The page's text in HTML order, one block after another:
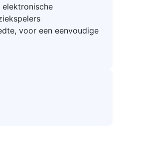
elektronische
voor een eenvoudige